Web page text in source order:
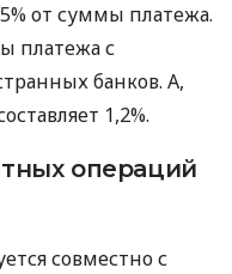
от суммы платежа.
платежа с
банков. А,
1,2%.
операций
совместно с